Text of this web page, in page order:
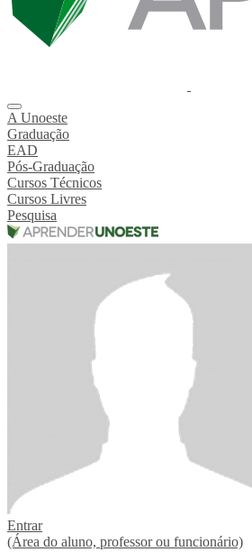
A Unoeste
Graduação
EAD
Pós-Graduação
Cursos Técnicos
Cursos Livres
Pesquisa
Entrar
(Área do aluno, professor ou funcionário)